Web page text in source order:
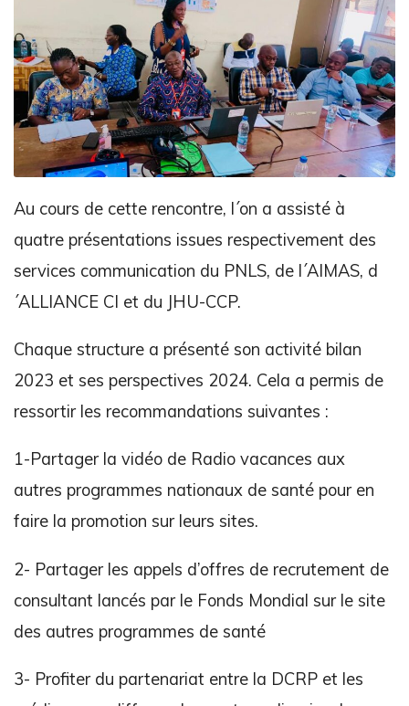
Au cours de cette rencontre, l´on a assisté à
quatre présentations issues respectivement des
services communication du PNLS, de l´AIMAS, d
´ALLIANCE CI et du JHU-CCP.
Chaque structure a présenté son activité bilan
2023 et ses perspectives 2024. Cela a permis de
ressortir les recommandations suivantes :
1-Partager la vidéo de Radio vacances aux
autres programmes nationaux de santé pour en
faire la promotion sur leurs sites.
2- Partager les appels d’offres de recrutement de
consultant lancés par le Fonds Mondial sur le site
des autres programmes de santé
3- Profiter du partenariat entre la DCRP et les